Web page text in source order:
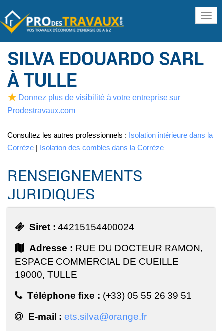
SILVA EDOUARDO SARL
À TULLE
Donnez plus de visibilité à votre entreprise sur
Prodestravaux.com
Consultez les autres professionnels : Isolation intérieure dans la
Corrèze | Isolation des combles dans la Corrèze
RENSEIGNEMENTS
JURIDIQUES
Siret : 44215154400024
Adresse : RUE DU DOCTEUR RAMON,
ESPACE COMMERCIAL DE CUEILLE
19000, TULLE
Téléphone fixe : (+33) 05 55 26 39 51
E-mail : ets.silva@orange.fr